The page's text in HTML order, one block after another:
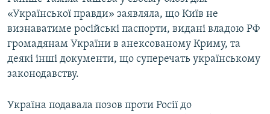
«Української правди» заявляла, що Київ не
визнаватиме російські паспорти, видані владою РФ
громадянам України в анексованому Криму, та
деякі інші документи, що суперечать українському
законодавству.
Україна подавала позов проти Росії до